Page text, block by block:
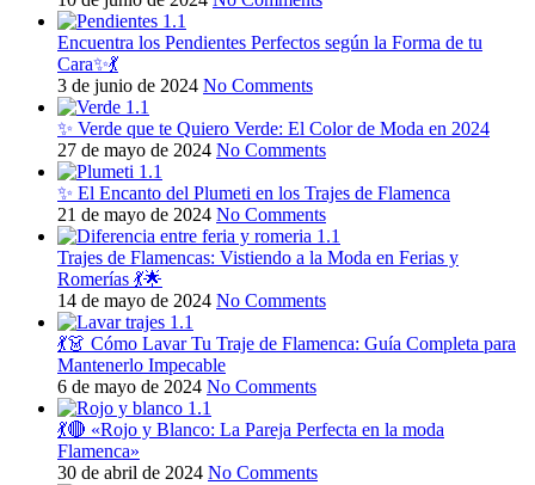
Encuentra los Pendientes Perfectos según la Forma de tu
Cara✨💃
3 de junio de 2024 No Comments
✨ Verde que te Quiero Verde: El Color de Moda en 2024
27 de mayo de 2024 No Comments
✨ El Encanto del Plumeti en los Trajes de Flamenca
21 de mayo de 2024 No Comments
Trajes de Flamencas: Vistiendo a la Moda en Ferias y
Romerías 💃🌟
14 de mayo de 2024 No Comments
💃👗 Cómo Lavar Tu Traje de Flamenca: Guía Completa para
Mantenerlo Impecable
6 de mayo de 2024 No Comments
💃🔴 «Rojo y Blanco: La Pareja Perfecta en la moda
Flamenca»
30 de abril de 2024 No Comments